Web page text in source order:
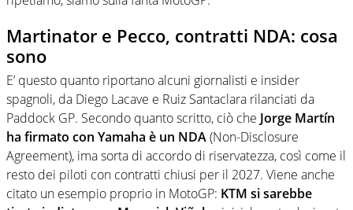
Martinator e Pecco, contratti NDA: cosa
sono
E’ questo quanto riportano alcuni giornalisti e insider
spagnoli, da Diego Lacave e Ruiz Santaclara rilanciati da
Paddock GP. Secondo quanto scritto, ciò che Jorge Martín
ha firmato con Yamaha è un NDA(Non-Disclosure
Agreement), ima sorta di accordo di riservatezza, così come il
resto dei piloti con contratti chiusi per il 2027. Viene anche
citato un esempio proprio in MotoGP: KTM si sarebbe